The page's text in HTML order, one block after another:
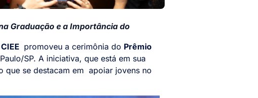
Graduação e a Importância do
promoveu a cerimônia do Prêmio
SP. A iniciativa, que está em sua
que se destacam em apoiar jovens no